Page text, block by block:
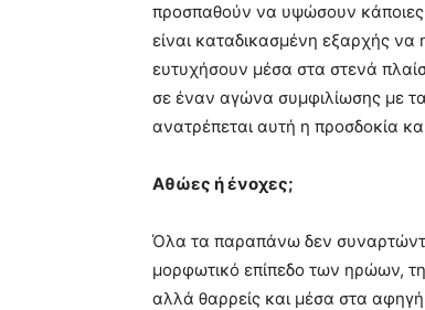
προσπαθούν να υψώσουν κάποιες
είναι καταδικασμένη εξαρχής να
ευτυχήσουν μέσα στα στενά
σε έναν αγώνα συμφιλίωσης με
ανατρέπεται αυτή η προσδοκία
Αθώες ή ένοχες;
Όλα τα παραπάνω δεν
μορφωτικό επίπεδο των ηρώων,
αλλά θαρρείς και μέσα στα